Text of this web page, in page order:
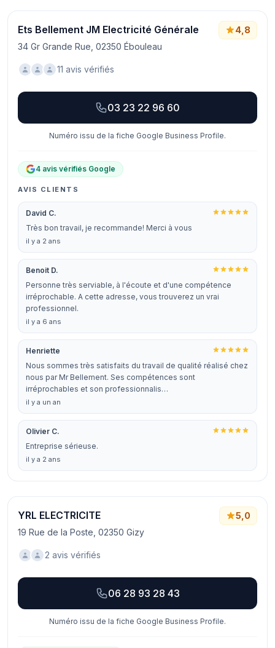
Ets Bellement JM Electricité Générale
34 Gr Grande Rue, 02350 Ébouleau
4,8
11 avis vérifiés
03 23 22 96 60
Numéro issu de la fiche Google Business Profile.
4 avis vérifiés Google
AVIS CLIENTS
David C.
Très bon travail, je recommande! Merci à vous
il y a 2 ans
Benoit D.
Personne très serviable, à l'écoute et d'une compétence
irréprochable. A cette adresse, vous trouverez un vrai
professionnel.
il y a 6 ans
Henriette
Nous sommes très satisfaits du travail de qualité réalisé chez
nous par Mr Bellement. Ses compétences sont
irréprochables et son professionnalis…
il y a un an
Olivier C.
Entreprise sérieuse.
il y a 2 ans
YRL ELECTRICITE
19 Rue de la Poste, 02350 Gizy
5,0
2 avis vérifiés
06 28 93 28 43
Numéro issu de la fiche Google Business Profile.